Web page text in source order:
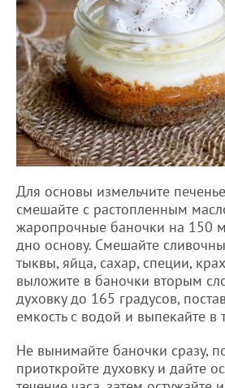
Для основы измельчите
смешайте с растопленным
жаропрочные баночки на 150
дно основу. Смешайте
тыквы, яйца, сахар, специи,
выложите в баночки вторым
духовку до 165 градусов,
емкость с водой и выпекайте в
Не вынимайте баночки сразу,
приоткройте духовку и дайте